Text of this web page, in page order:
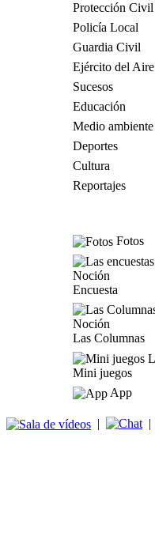
Protección Civil
Policía Local
Guardia Civil
Ejército del Aire
Sucesos
Educación
Medio ambiente
Deportes
Cultura
Reportajes
Fotos
Encuesta
Las Columnas
Mini juegos
App
| |